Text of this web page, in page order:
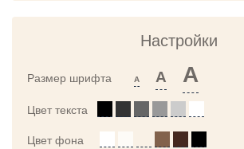
Настройки
Размер шрифта A A A
Цвет текста
Цвет фона